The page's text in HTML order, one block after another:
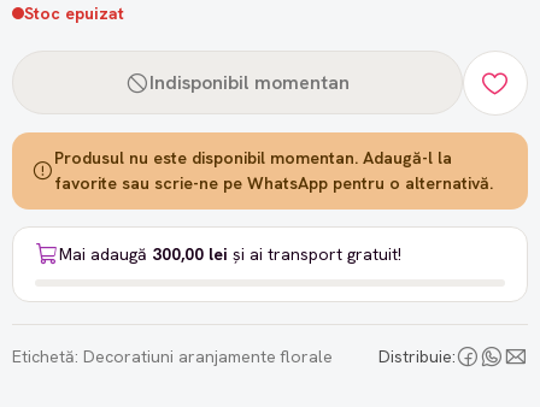
Stoc epuizat
Indisponibil momentan
Produsul nu este disponibil momentan. Adaugă-l la
favorite sau scrie-ne pe WhatsApp pentru o alternativă.
Mai adaugă 300,00 lei și ai transport gratuit!
Etichetă: Decoratiuni aranjamente florale Distribuie: